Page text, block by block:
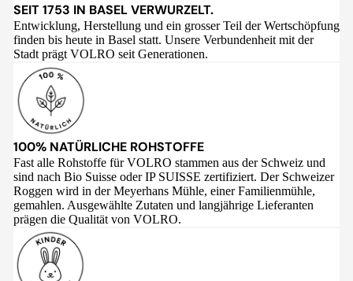
SEIT 1753 IN BASEL VERWURZELT.
Entwicklung, Herstellung und ein grosser Teil der Wertschöpfung
finden bis heute in Basel statt. Unsere Verbundenheit mit der
Stadt prägt VOLRO seit Generationen.
100% NATÜRLICHE ROHSTOFFE
Fast alle Rohstoffe für VOLRO stammen aus der Schweiz und
sind nach Bio Suisse oder IP SUISSE zertifiziert. Der Schweizer
Roggen wird in der Meyerhans Mühle, einer Familienmühle,
gemahlen. Ausgewählte Zutaten und langjährige Lieferanten
prägen die Qualität von VOLRO.